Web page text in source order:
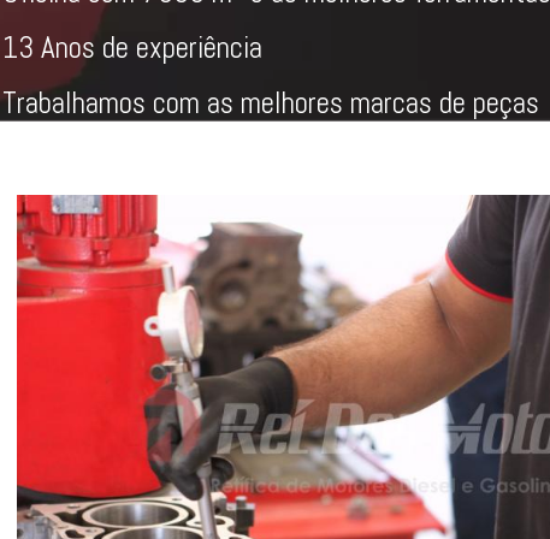
13 Anos de experiência
Trabalhamos com as melhores marcas de peças